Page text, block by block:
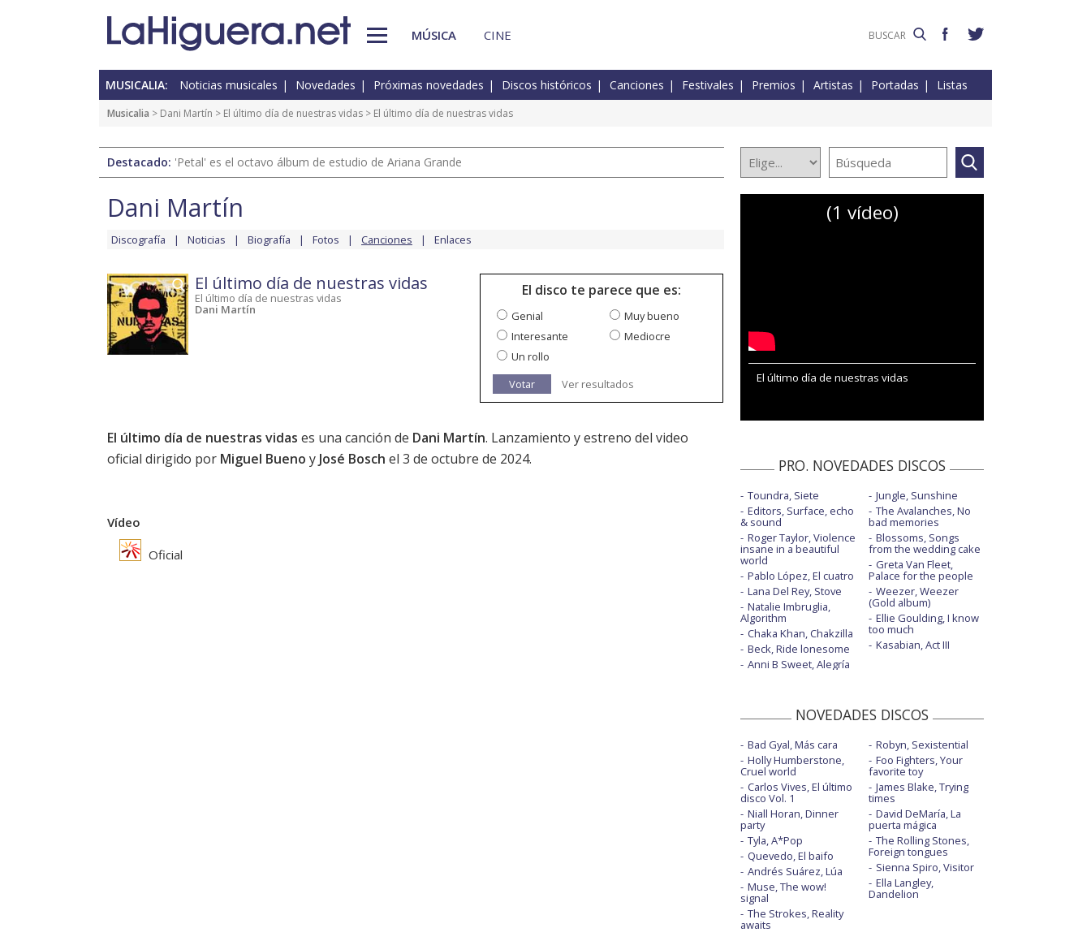
MÚSICA CINE
MUSICALIA: Noticias musicales Novedades Próximas novedades Discos históricos Canciones Festivales Premios Artistas Portadas Listas
Musicalia > Dani Martín > El último día de nuestras vidas > El último día de nuestras vidas
Destacado: 'Petal' es el octavo álbum de estudio de Ariana Grande
Dani Martín
Discografía Noticias Biografía Fotos Canciones Enlaces
El último día de nuestras vidas
El último día de nuestras vidas
Dani Martín
El disco te parece que es:
Genial
Muy bueno
Interesante
Mediocre
Un rollo
Votar
Ver resultados
El último día de nuestras vidas es una canción de Dani Martín. Lanzamiento y estreno del video
oficial dirigido por Miguel Bueno y José Bosch el 3 de octubre de 2024.
Vídeo
Oficial
(1 vídeo)
El último día de nuestras vidas
PRO. NOVEDADES DISCOS
Toundra, Siete
Editors, Surface, echo
& sound
Roger Taylor, Violence
insane in a beautiful
world
Pablo López, El cuatro
Lana Del Rey, Stove
Natalie Imbruglia,
Algorithm
Chaka Khan, Chakzilla
Beck, Ride lonesome
Anni B Sweet, Alegría
Jungle, Sunshine
The Avalanches, No
bad memories
Blossoms, Songs
from the wedding cake
Greta Van Fleet,
Palace for the people
Weezer, Weezer
(Gold album)
Ellie Goulding, I know
too much
Kasabian, Act III
NOVEDADES DISCOS
Bad Gyal, Más cara
Holly Humberstone,
Cruel world
Carlos Vives, El último
disco Vol. 1
Niall Horan, Dinner
party
Tyla, A*Pop
Quevedo, El baifo
Andrés Suárez, Lúa
Muse, The wow!
signal
The Strokes, Reality
awaits
Robyn, Sexistential
Foo Fighters, Your
favorite toy
James Blake, Trying
times
David DeMaría, La
puerta mágica
The Rolling Stones,
Foreign tongues
Sienna Spiro, Visitor
Ella Langley,
Dandelion